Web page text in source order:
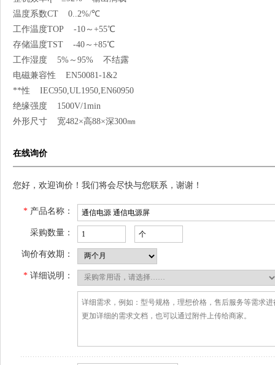
温度系数CT 0..2%/℃
工作温度TOP -10～+55℃
存储温度TST -40～+85℃
工作湿度 5%～95% 不结露
电磁兼容性 EN50081-1&2
**性 IEC950,UL1950,EN60950
绝缘强度 1500V/1min
外形尺寸 宽482×高88×深300㎜
在线询价
您好，欢迎询价！我们将会尽快与您联系，谢谢！
* 产品名称：
采购数量：
询价有效期：
* 详细说明：